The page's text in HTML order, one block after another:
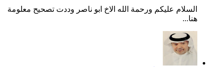
السلام عليكم ورحمة الله الاخ ابو ناصر وددت تصحيح معلومة
هنا...